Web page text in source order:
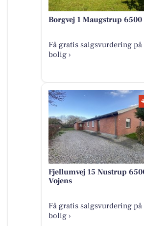
Borgvej 1 Maugstrup 6500
Få gratis salgsvurdering
bolig ›
Fjellumvej 15 Nustrup
Vojens
Få gratis salgsvurdering
bolig ›